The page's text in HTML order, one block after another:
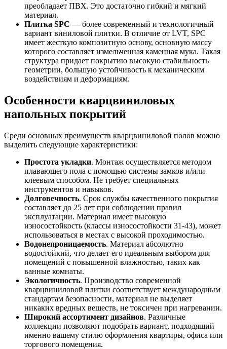
преобладает ПВХ. Это достаточно гибкий и мягкий
материал.
Плитка SPC — более современный и технологичный
вариант виниловой плитки. В отличие от LVT, SPC
имеет жесткую композитную основу, основную массу
которого составляет измельченная каменная мука. Такая
структура придает покрытию высокую стабильность
геометрии, большую устойчивость к механическим
воздействиям и деформациям.
Особенности кварцвиниловых
напольных покрытий
Среди основных преимуществ кварцвиниловой полов можно
выделить следующие характеристики:
Простота укладки. Монтаж осуществляется методом
плавающего пола с помощью системы замков и/или
клеевым способом. Не требует специальных
инструментов и навыков.
Долговечность. Срок службы качественного покрытия
составляет до 25 лет при соблюдении правил
эксплуатации. Материал имеет высокую
износостойкость (классы износостойкости 31-43), может
использоваться в местах с высокой проходимостью.
Водонепроницаемость. Материал абсолютно
водостойкий, что делает его идеальным выбором для
помещений с повышенной влажностью, таких как
ванные комнаты.
Экологичность. Производство современной
кварцвиниловой плитки соответствует международным
стандартам безопасности, материал не выделяет
никаких вредных веществ, не токсичен при нагревании.
Широкий ассортимент дизайнов. Различные
коллекции позволяют подобрать вариант, подходящий
именно вашему стилю оформления квартиры, офиса или
торгового помещения.